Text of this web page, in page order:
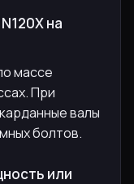
на
массе
При
валы
болтов.
или